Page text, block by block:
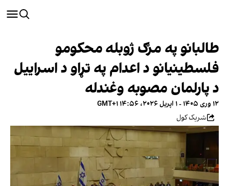
طالبانو په مرګ ژوبله محکومو
فلسطینيانو د اعدام په تړاو د اسراییل
د پارلمان مصوبه وغندله
۱۲ وری ۱۴۰۵ - ۱ اپریل ۲۰۲۶، ۱۴:۵۶ GMT+۱
شریک کول